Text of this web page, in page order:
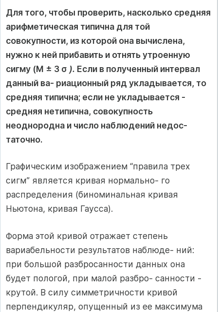
Для того, чтобы проверить, насколько средняя
арифметическая типична для той
совокупности, из которой она вычислена,
нужно к ней прибавить и отнять утроенную
сигму (М ± 3 σ ). Если в полученный интервал
данный ва- риационный ряд укладывается, то
средняя типична; если не укладывается -
средняя нетипична, совокупность
неоднородна и число наблюдений недос-
таточно.
Графическим изображением “правила трех
сигм” является кривая нормально- го
распределения (биноминальная кривая
Ньютона, кривая Гаусса).
Форма этой кривой отражает степень
вариабельности результатов наблюде- ний:
при большой разбросанности данных она
будет пологой, при малой разбро- санности -
крутой. В силу симметричности кривой
перпендикуляр, опущенный из ее максимума